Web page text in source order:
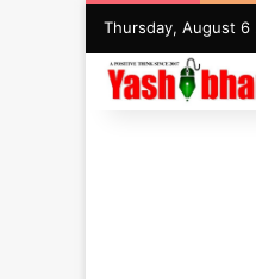
Thursday, August 6